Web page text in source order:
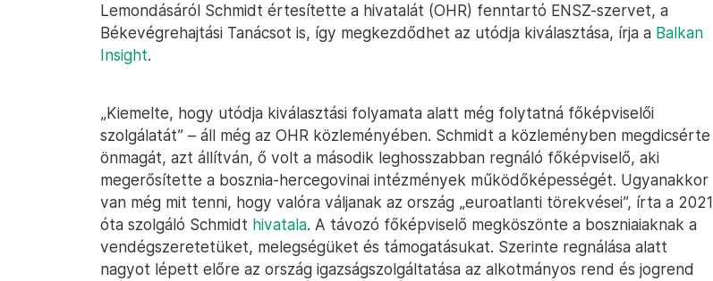
Lemondásáról Schmidt értesítette a hivatalát (OHR) fenntartó ENSZ-szervet, a
Békevégrehajtási Tanácsot is, így megkezdődhet az utódja kiválasztása, írja a Balkan
Insight.
„Kiemelte, hogy utódja kiválasztási folyamata alatt még folytatná főképviselői
szolgálatát” – áll még az OHR közleményében. Schmidt a közleményben megdicsérte
önmagát, azt állítván, ő volt a második leghosszabban regnáló főképviselő, aki
megerősítette a bosznia-hercegovinai intézmények működőképességét. Ugyanakkor
van még mit tenni, hogy valóra váljanak az ország „euroatlanti törekvései”, írta a 2021
óta szolgáló Schmidt hivatala. A távozó főképviselő megköszönte a boszniaiaknak a
vendégszeretetüket, melegségüket és támogatásukat. Szerinte regnálása alatt
nagyot lépett előre az ország igazságszolgáltatása az alkotmányos rend és jogrend